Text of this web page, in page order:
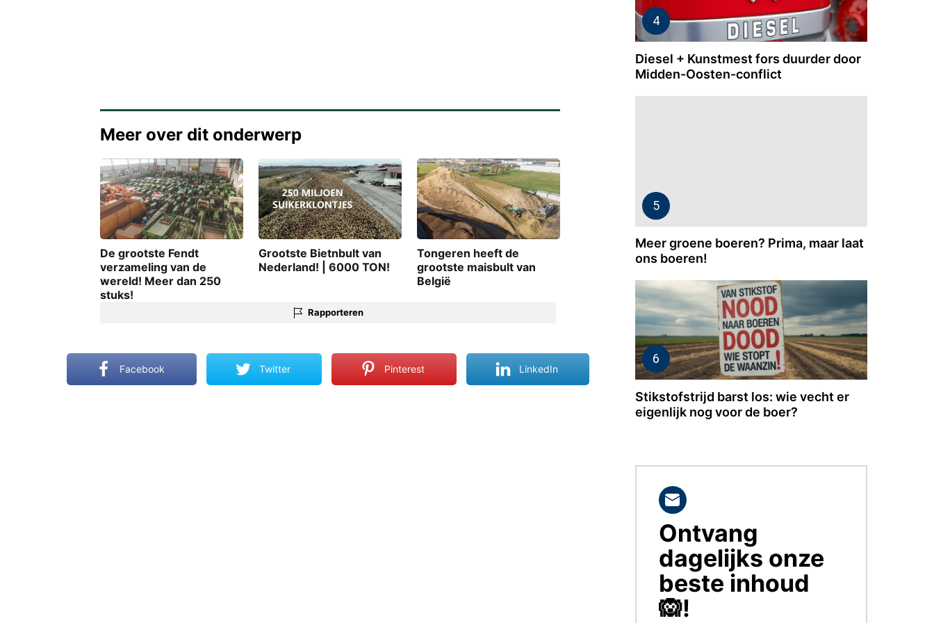
Meer over dit onderwerp
De grootste Fendt
verzameling van de
wereld! Meer dan 250
stuks!
Grootste Bietnbult van
Nederland! | 6000 TON!
Tongeren heeft de
grootste maisbult van
België
Rapporteren
Facebook Twitter Pinterest LinkedIn
Diesel + Kunstmest fors duurder door
Midden-Oosten-conflict
Meer groene boeren? Prima, maar laat
ons boeren!
Stikstofstrijd barst los: wie vecht er
eigenlijk nog voor de boer?
BLIJF
OP
DE
HOOGTE!
Ontvang
dagelijks onze
beste inhoud
🙉!